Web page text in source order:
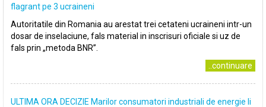
flagrant pe 3 ucraineni
Autoritatile din Romania au arestat trei cetateni ucraineni intr-un
dosar de inselaciune, fals material in inscrisuri oficiale si uz de
fals prin „metoda BNR”.
..continuare
ULTIMA ORA DECIZIE Marilor consumatori industriali de energie li